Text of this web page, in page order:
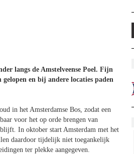
langs de Amstelveense Poel. Fijn
en bij andere locaties paden
in het Amsterdamse Bos, zodat een
voor het op orde brengen van
blijft In oktober start Amsterdam met het
daardoor tijdelijk niet toegankelijk
ter plekke aangegeven.